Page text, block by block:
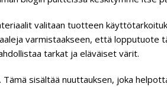
valitaan tuotteen
varmistaakseen, että lopputuote
tarkat ja eläväiset värit.
sisältää nuuttauksen, joka